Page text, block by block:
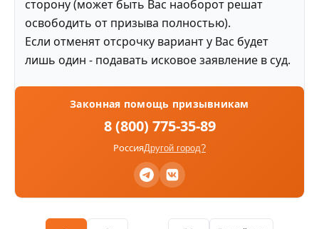
сторону (может быть Вас наоборот решат
освободить от призыва полностью).
Если отменят отсрочку вариант у Вас будет
лишь один - подавать исковое заявление в суд.
Законная помощь призывникам
8 (800) 775-35-89
РоссияДругой город?